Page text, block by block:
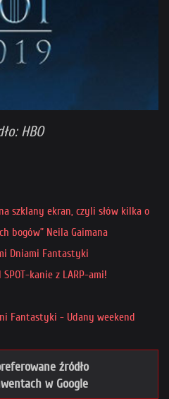
HBO
szklany ekran, czyli słów kilka o
bogów” Neila Gaimana
Dniami Fantastyki
kanie z LARP-ami!
Fantastyki - Udany weekend
źródło
w Google